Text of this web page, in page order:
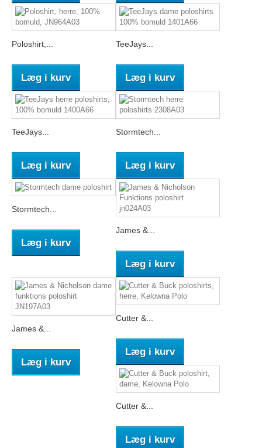
Poloshirt,...
Læg i kurv
TeeJays...
Læg i kurv
TeeJays...
Læg i kurv
Stormtech...
Læg i kurv
Stormtech...
Læg i kurv
James &...
Læg i kurv
James &...
Læg i kurv
Cutter &...
Læg i kurv
Cutter &...
Læg i kurv